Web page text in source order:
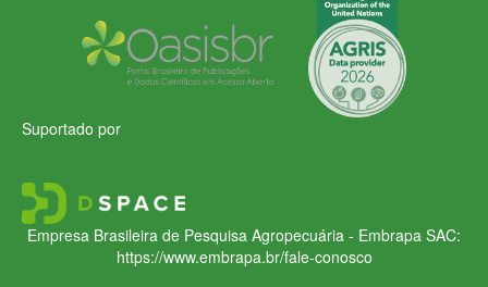
Suportado por
Empresa Brasileira de Pesquisa Agropecuária - Embrapa SAC:
https://www.embrapa.br/fale-conosco